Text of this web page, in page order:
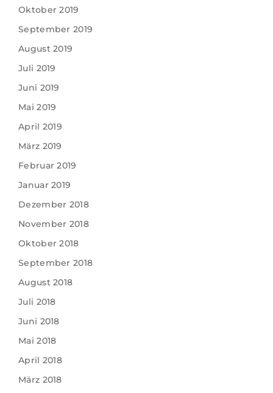
Oktober 2019
September 2019
August 2019
Juli 2019
Juni 2019
Mai 2019
April 2019
März 2019
Februar 2019
Januar 2019
Dezember 2018
November 2018
Oktober 2018
September 2018
August 2018
Juli 2018
Juni 2018
Mai 2018
April 2018
März 2018